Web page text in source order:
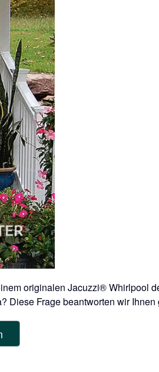
originalen Jacuzzi® Whirlpool
Diese Frage beantworten wir Ihnen